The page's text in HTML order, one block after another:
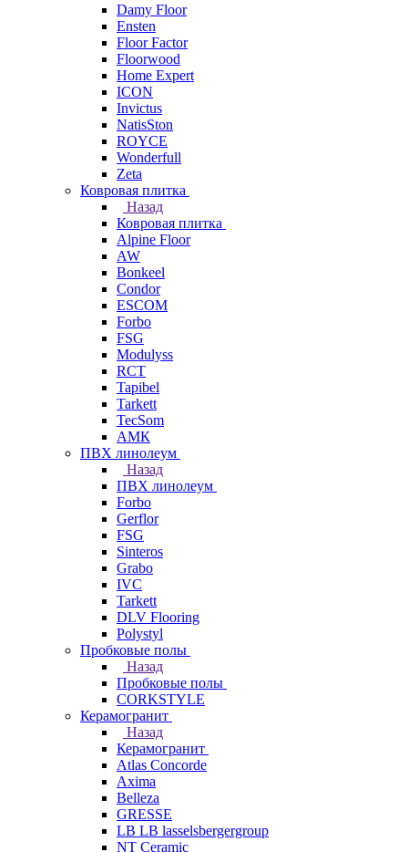
Damy Floor
Ensten
Floor Factor
Floorwood
Home Expert
ICON
Invictus
NatisSton
ROYCE
Wonderfull
Zeta
Ковровая плитка
Назад
Ковровая плитка
Alpine Floor
AW
Bonkeel
Condor
ESCOM
Forbo
FSG
Modulyss
RCT
Tapibel
Tarkett
TecSom
АМК
ПВХ линолеум
Назад
ПВХ линолеум
Forbo
Gerflor
FSG
Sinteros
Grabo
IVC
Tarkett
DLV Flooring
Polystyl
Пробковые полы
Назад
Пробковые полы
CORKSTYLE
Керамогранит
Назад
Керамогранит
Atlas Concorde
Axima
Belleza
GRESSE
LB LB lasselsbergergroup
NT Ceramic